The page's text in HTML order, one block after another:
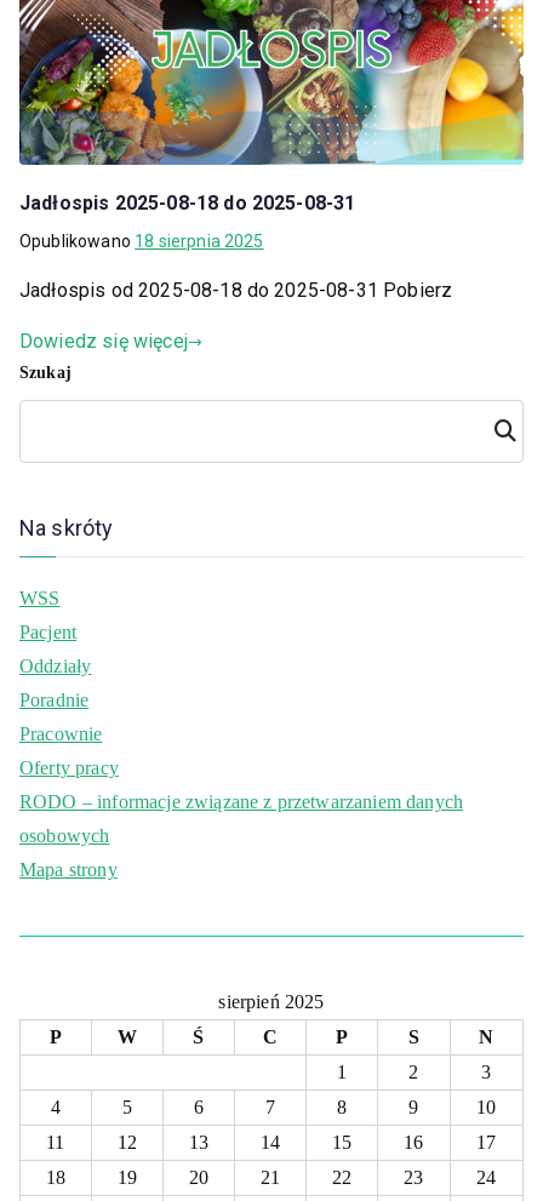
Jadłospis 2025-08-18 do 2025-08-31
Opublikowano 18 sierpnia 2025
Jadłospis od 2025-08-18 do 2025-08-31 Pobierz
Dowiedz się więcej
Szukaj
Szuka
j
Na skróty
WSS
Pacjent
Oddziały
Poradnie
Pracownie
Oferty pracy
RODO – informacje związane z przetwarzaniem danych
osobowych
Mapa strony
sierpień 2025
P
W Ś C P S
N
1
2
3
4
5 6 7 8 9
10
11
12 13 14 15 16
17
18
19 20 21 22 23
24